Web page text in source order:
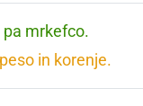
mrkefco.
in korenje.